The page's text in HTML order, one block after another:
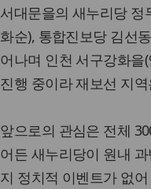
서대문을의 새누리당 정
화순), 통합진보당 김선
어나며 인천 서구강화을
진행 중이라 재보선 지
앞으로의 관심은 전체
어든 새누리당이 원내
지 정치적 이벤트가 없